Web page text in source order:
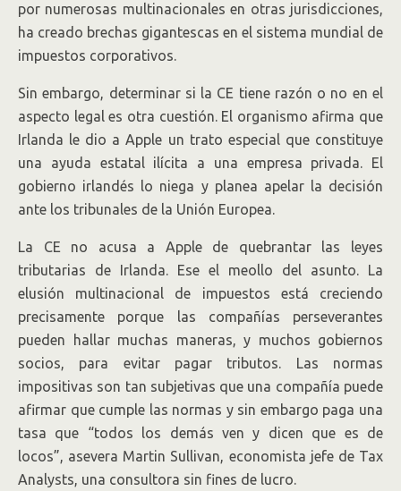
por numerosas multinacionales en otras jurisdicciones,
ha creado brechas gigantescas en el sistema mundial de
impuestos corporativos.
Sin embargo, determinar si la CE tiene razón o no en el
aspecto legal es otra cuestión. El organismo afirma que
Irlanda le dio a Apple un trato especial que constituye
una ayuda estatal ilícita a una empresa privada. El
gobierno irlandés lo niega y planea apelar la decisión
ante los tribunales de la Unión Europea.
La CE no acusa a Apple de quebrantar las leyes
tributarias de Irlanda. Ese el meollo del asunto. La
elusión multinacional de impuestos está creciendo
precisamente porque las compañías perseverantes
pueden hallar muchas maneras, y muchos gobiernos
socios, para evitar pagar tributos. Las normas
impositivas son tan subjetivas que una compañía puede
afirmar que cumple las normas y sin embargo paga una
tasa que “todos los demás ven y dicen que es de
locos”, asevera Martin Sullivan, economista jefe de Tax
Analysts, una consultora sin fines de lucro.